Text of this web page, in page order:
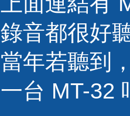
錄音都很好
當年若聽到
一台 MT-32